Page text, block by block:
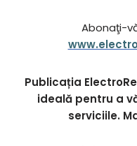
Abonaţi-
Publicația
ideală pentru a
serviciile.